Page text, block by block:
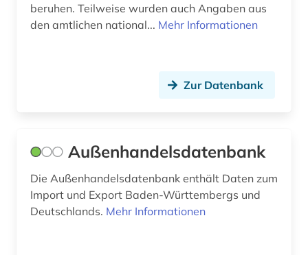
handel (6)
handelsregister (1)
hispanistik (1)
hochschulwesen (1)
beruhen. Teilweise wurden auch Angaben aus
den amtlichen national... Mehr Informationen
Zur Datenbank
Außenhandelsdatenbank
Die Außenhandelsdatenbank enthält Daten zum
Import und Export Baden-Württembergs und
Deutschlands. Mehr Informationen